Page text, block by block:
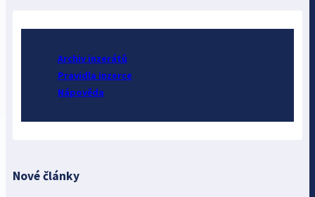
Archiv inzerátů
Pravidla inzerce
Nápověda
Nové články